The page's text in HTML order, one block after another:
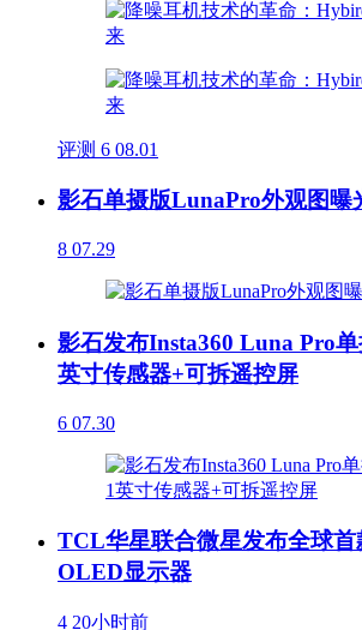
评测 6 08.01
影石单摄版LunaPro外观图曝
8 07.29
影石发布Insta360 Luna Pro
英寸传感器+可拆遥控屏
6 07.30
TCL华星联合微星发布全球首
OLED显示器
4 20小时前